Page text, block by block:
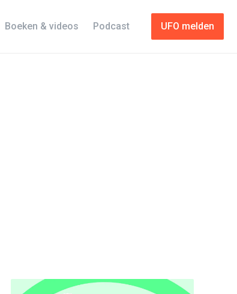
UFO melden
Boeken & videos Podcast